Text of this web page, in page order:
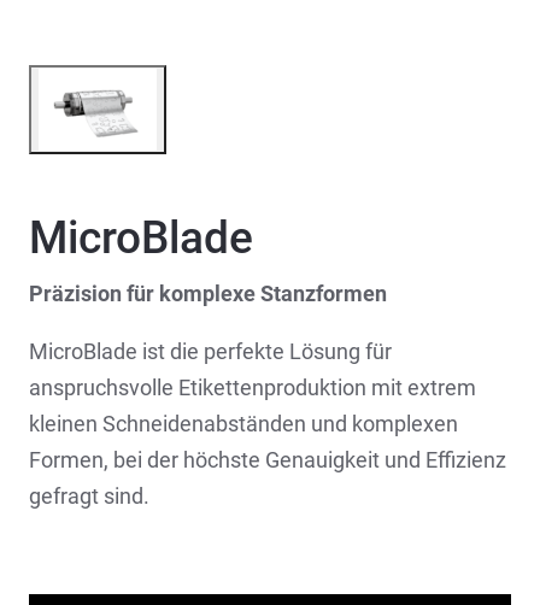
MicroBlade
Präzision für komplexe Stanzformen
MicroBlade ist die perfekte Lösung für
anspruchsvolle Etikettenproduktion mit extrem
kleinen Schneidenabständen und komplexen
Formen, bei der höchste Genauigkeit und Effizienz
gefragt sind.